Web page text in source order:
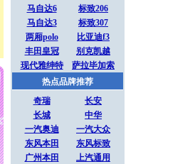
马自达6
标致206
马自达3
标致307
两厢polo
比亚迪f3
丰田皇冠
别克凯越
现代雅绅特
萨拉毕加索
热点品牌推荐
奇瑞
长安
长城
中华
一汽奥迪
一汽大众
东风本田
东风标致
广州本田
上汽通用